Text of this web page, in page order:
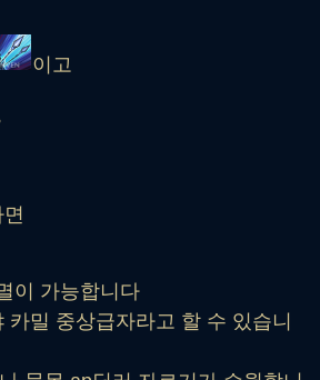
이고
이 가능합니다
카밀 중상급자라고 할 수 있습니